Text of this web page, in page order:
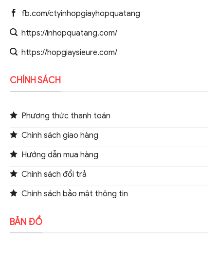
fb.com/ctyinhopgiayhopquatang
https://inhopquatang.com/
https://hopgiaysieure.com/
CHÍNH SÁCH
Phương thức thanh toán
Chính sách giao hàng
Hướng dẫn mua hàng
Chính sách đổi trả
Chính sách bảo mật thông tin
BẢN ĐỒ